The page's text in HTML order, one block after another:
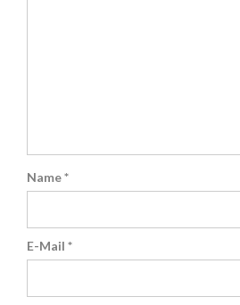
Name*
E-Mail *